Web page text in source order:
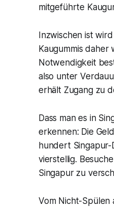
mitgeführte
Inzwischen ist
Kaugummis
Notwendigkeit
also unter
erhält Zugang zu
Dass man es in
erkennen: Die
hundert
vierstellig.
Singapur zu
Vom Nicht-Spülen